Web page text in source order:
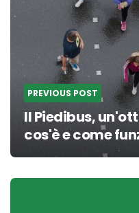
PREVIOUS POST
Il Piedibus,
cos'è e come